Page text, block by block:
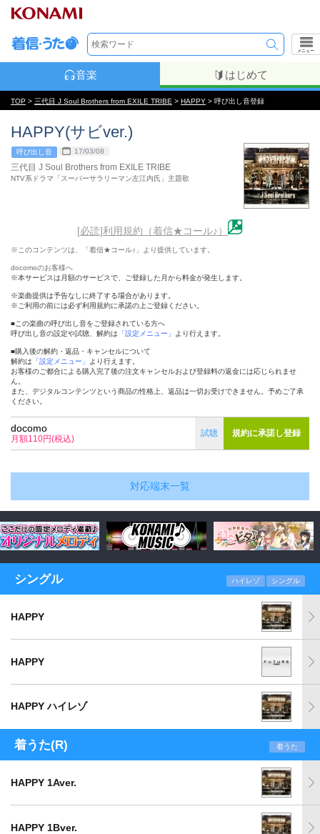
メニュー
音楽 はじめて
TOP > 三代目 J Soul Brothers from EXILE TRIBE > HAPPY > 呼び出し音登録
HAPPY(サビver.)
呼び出し音 17/03/08
三代目 J Soul Brothers from EXILE TRIBE
NTV系ドラマ「スーパーサラリーマン左江内氏」主題歌
[必読]利用規約（着信★コール♪）
※このコンテンツは、「着信★コール♪」より提供しています。
docomoのお客様へ
※本サービスは月額のサービスで、ご登録した月から料金が発生します。
※楽曲提供は予告なしに終了する場合があります。
※ご利用の前には必ず利用規約に承諾の上ご登録ください。
■この楽曲の呼び出し音をご登録されている方へ
呼び出し音の設定や試聴、解約は 「設定メニュー」 より行えます。
■購入後の解約・返品・キャンセルについて
解約は 「設定メニュー」
より行えます。
お客様のご都合による購入完了後の注文キャンセルおよび登録料の返金には応じられませ
ん。
また、デジタルコンテンツという商品の性格上、返品は一切お受けできません。予めご了承
ください。
docomo
月額110円(税込)
試聴 規約に承諾し登録
対応端末一覧
シングル ハイレゾ シングル
HAPPY
HAPPY
HAPPY ハイレゾ
着うた(R) 着うた
HAPPY 1Aver.
HAPPY 1Bver.